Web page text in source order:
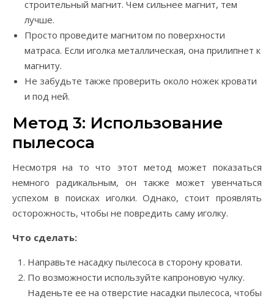
строительный магнит. Чем сильнее магнит, тем
лучше.
Просто проведите магнитом по поверхности
матраса. Если иголка металлическая, она прилипнет к
магниту.
Не забудьте также проверить около ножек кровати
и под ней.
Метод 3: Использование
пылесоса
Несмотря на то что этот метод может показаться
немного радикальным, он также может увенчаться
успехом в поисках иголки. Однако, стоит проявлять
осторожность, чтобы не повредить саму иголку.
Что сделать:
Направьте насадку пылесоса в сторону кровати.
По возможности используйте капроновую чулку.
Наденьте ее на отверстие насадки пылесоса, чтобы